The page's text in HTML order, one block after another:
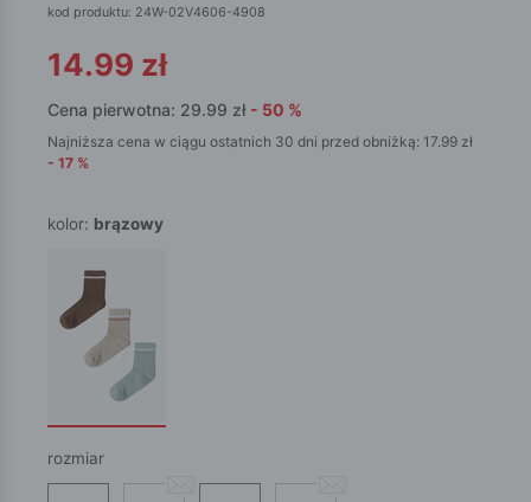
kod produktu: 24W-02V4606-4908
14.99 zł
Cena pierwotna: 29.99 zł - 50 %
Najniższa cena w ciągu ostatnich 30 dni przed obniżką: 17.99 zł
- 17 %
kolor: brązowy
rozmiar